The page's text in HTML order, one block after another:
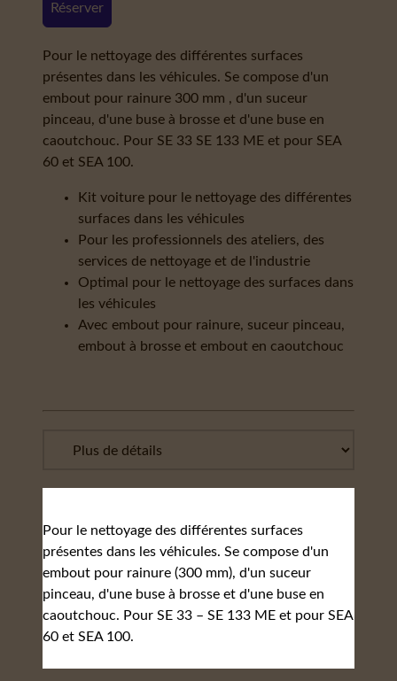
Réserver
Pour le nettoyage des différentes surfaces
présentes dans les véhicules. Se compose d'un
embout pour rainure 300 mm , d'un suceur
pinceau, d'une buse à brosse et d'une buse en
caoutchouc. Pour SE 33 SE 133 ME et pour SEA
60 et SEA 100.
Kit voiture pour le nettoyage des différentes
surfaces dans les véhicules
Pour les professionnels des ateliers, des
services de nettoyage et de l'industrie
Optimal pour le nettoyage des surfaces dans
les véhicules
Avec embout pour rainure, suceur pinceau,
embout à brosse et embout en caoutchouc
Pour le nettoyage des différentes surfaces
présentes dans les véhicules. Se compose d'un
embout pour rainure (300 mm), d'un suceur
pinceau, d'une buse à brosse et d'une buse en
caoutchouc. Pour SE 33 – SE 133 ME et pour SEA
60 et SEA 100.